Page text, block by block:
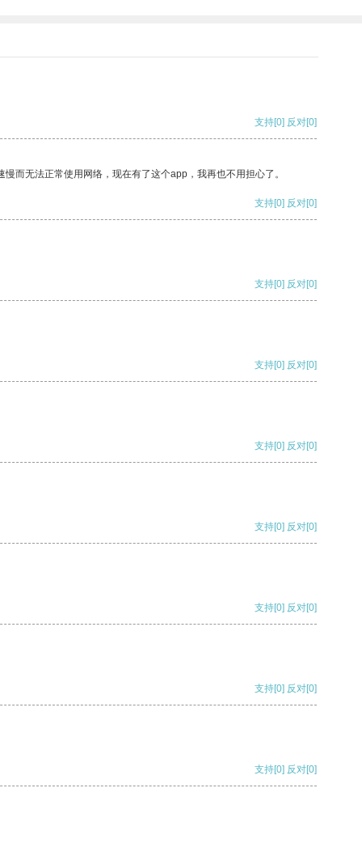
支持[0] 反对[0]
而无法正常使用网络，现在有了这个app，我再也不用担心了。
支持[0] 反对[0]
支持[0] 反对[0]
支持[0] 反对[0]
支持[0] 反对[0]
支持[0] 反对[0]
支持[0] 反对[0]
支持[0] 反对[0]
支持[0] 反对[0]